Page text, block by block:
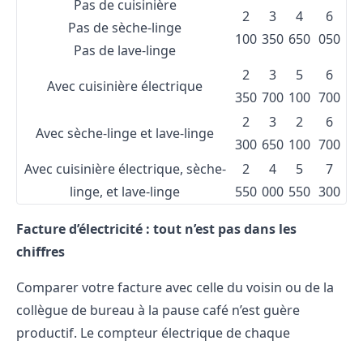
Pas de cuisinière
Pas de sèche-linge
Pas de lave-linge
2
100
3
350
4
650
6
050
Avec cuisinière électrique
2
350
3
700
5
100
6
700
Avec sèche-linge et lave-linge
2
300
3
650
2
100
6
700
Avec cuisinière électrique, sèche-
linge, et lave-linge
2
550
4
000
5
550
7
300
Facture d’électricité : tout n’est pas dans les
chiffres
Comparer votre facture avec celle du voisin ou de la
collègue de bureau à la pause café n’est guère
productif. Le compteur électrique de chaque